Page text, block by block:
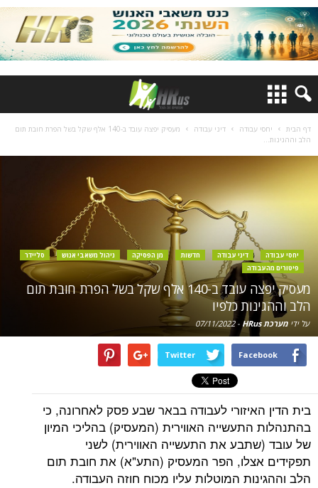
דף הבית יחסי עבודה דיני עבודה
מעסיק יפצה עובד ב-140 אלף שקל בשל הפרת חובת תום
הלב וההגינות...
יחסי עבודה דיני עבודה חדשות מן הפסיקה ניהול משאבי אנוש
סליידר
פיטורים מהעבודה
מעסיק יפצה עובד ב-140 אלף שקל בשל הפרת חובת תום
הלב וההגינות כלפיו
על ידי מערכת HRus -
07/11/2022
Facebook
Twitter
בית הדין האיזורי לעבודה בבאר שבע פסק לאחרונה, כי
בהתנהלות התעשייה האווירית (המעסיק) בהליכי המיון
של עובד (שתבע את התעשייה האווירית) לשני
תפקידים אצלו, הפר המעסיק (התע"א) את חובת תום
הלב וההגינות המוטלות עליו מכוח חוזה העבודה.